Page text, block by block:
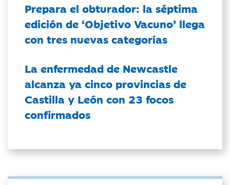
Prepara el obturador: la séptima
edición de ‘Objetivo Vacuno’ llega
con tres nuevas categorías
La enfermedad de Newcastle
alcanza ya cinco provincias de
Castilla y León con 23 focos
confirmados